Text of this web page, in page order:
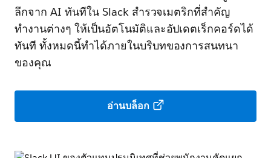
ลึกจาก AI ทันทีใน Slack สำรวจเมตริกที่สำคัญ
ทำงานต่างๆ ให้เป็นอัตโนมัติและอัปเดตเร็กคอร์ดได้
ทันที ทั้งหมดนี้ทำได้ภายในบริบทของการสนทนา
ของคุณ
อ่านบล็อก